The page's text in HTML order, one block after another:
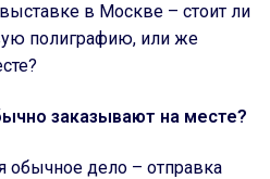
выставке в Москве – стоит ли
полиграфию, или же
заказывают на месте?
обычное дело – отправка